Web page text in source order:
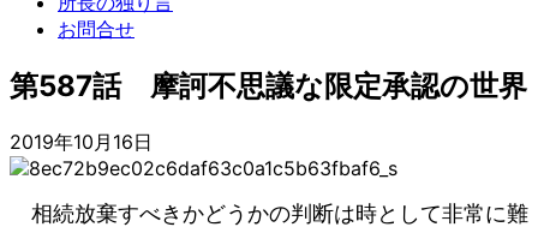
お問合せ
第587話 摩訶不思議な限定承認の世界
2019年10月16日
相続放棄すべきかどうかの判断は時として非常に難